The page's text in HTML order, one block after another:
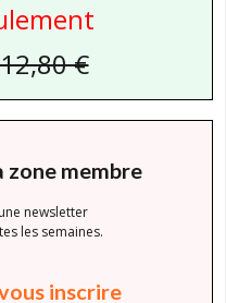
€
zone membre
newsletter
les semaines.
inscrire